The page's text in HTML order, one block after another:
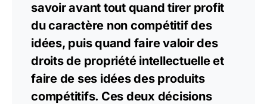
savoir avant tout quand tirer profit
du caractère non compétitif des
idées, puis quand faire valoir des
droits de propriété intellectuelle et
faire de ses idées des produits
compétitifs. Ces deux décisions